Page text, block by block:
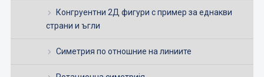
Конгруентни 2Д фигури с пример за еднакви
страни и ъгли
Симетрия по отношние на линиите